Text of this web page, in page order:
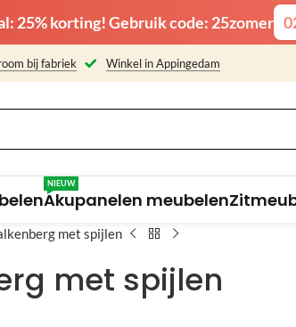
25% korting! Gebruik code: 25zomer
bij fabriek Winkel in Appingedam
Akupanelen meubelen
NIEUW
met spijlen
met spijlen